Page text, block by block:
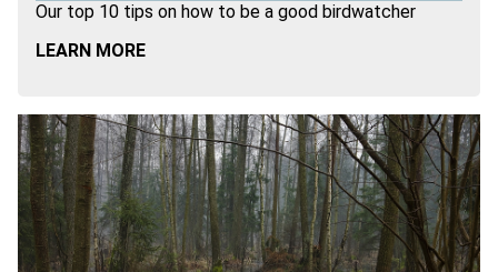
Our top 10 tips on how to be a good birdwatcher
LEARN MORE